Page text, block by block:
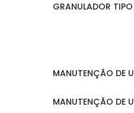
GRANULADOR
MANUTENÇÃO DE
MANUTENÇÃO DE